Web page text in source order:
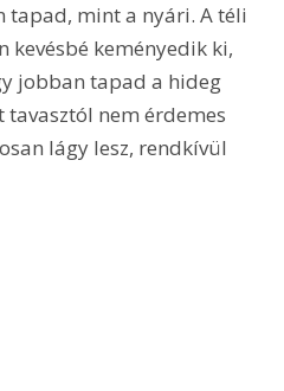
tapad, mint a nyári. A téli
kevésbé keményedik ki,
jobban tapad a hideg
nem érdemes
lágy lesz, rendkívül